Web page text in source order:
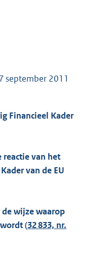
september 2011
Financieel Kader
reactie van het
van de EU
wijze waarop
(32 833, nr.